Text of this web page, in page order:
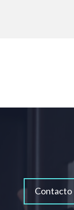
Contacto